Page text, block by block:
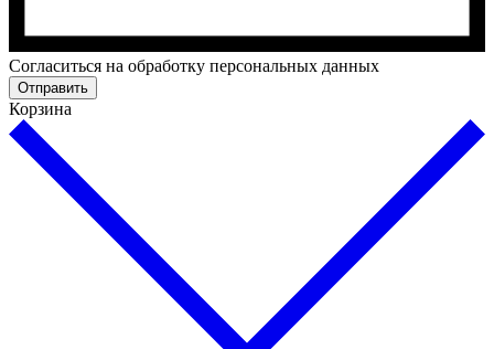
Cогласиться на обработку персональных данных
Отправить
Корзина